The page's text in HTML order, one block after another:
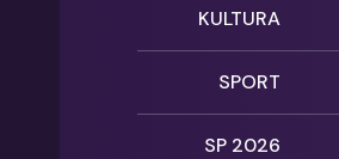
KULTURA
SPORT
SP 2026